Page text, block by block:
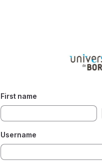
First name
Username